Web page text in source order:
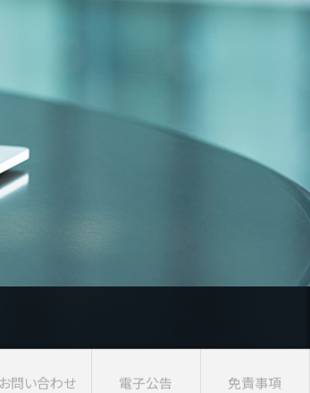
お問い合わせ 電子公告 免責事項